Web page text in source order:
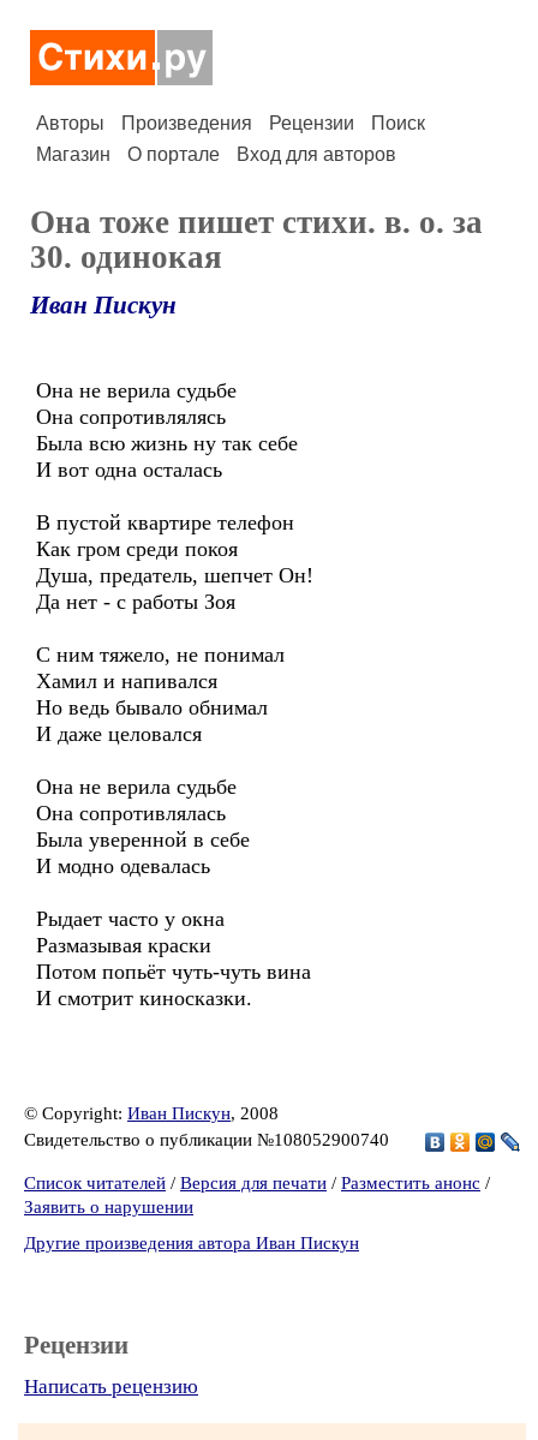
Авторы Произведения Рецензии
Поиск
Магазин
О портале Вход для авторов
Она тоже пишет стихи. в. о. за
30. одинокая
Иван Пискун
Она не верила судьбе
Она сопротивлялясь
Была всю жизнь ну так себе
И вот одна осталась
В пустой квартире телефон
Как гром среди покоя
Душа, предатель, шепчет Он!
Да нет - с работы Зоя
С ним тяжело, не понимал
Хамил и напивался
Но ведь бывало обнимал
И даже целовался
Она не верила судьбе
Она сопротивлялась
Была уверенной в себе
И модно одевалась
Рыдает часто у окна
Размазывая краски
Потом попьёт чуть-чуть вина
И смотрит киносказки.
© Copyright: Иван Пискун, 2008
Свидетельство о публикации №108052900740
Список читателей / Версия для печати / Разместить анонс /
Заявить о нарушении
Другие произведения автора Иван Пискун
Рецензии
Написать рецензию